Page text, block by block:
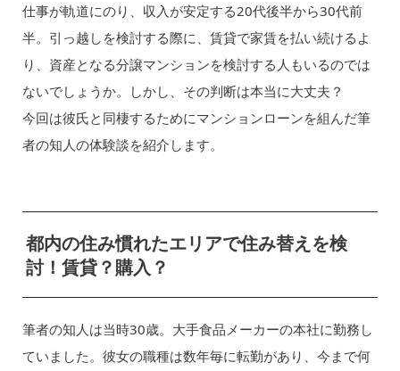
仕事が軌道にのり、収入が安定する20代後半から30代前
半。引っ越しを検討する際に、賃貸で家賃を払い続けるよ
り、資産となる分譲マンションを検討する人もいるのでは
ないでしょうか。しかし、その判断は本当に大丈夫？
今回は彼氏と同棲するためにマンションローンを組んだ筆
者の知人の体験談を紹介します。
都内の住み慣れたエリアで住み替えを検
討！賃貸？購入？
筆者の知人は当時30歳。大手食品メーカーの本社に勤務し
ていました。彼女の職種は数年毎に転勤があり、今まで何